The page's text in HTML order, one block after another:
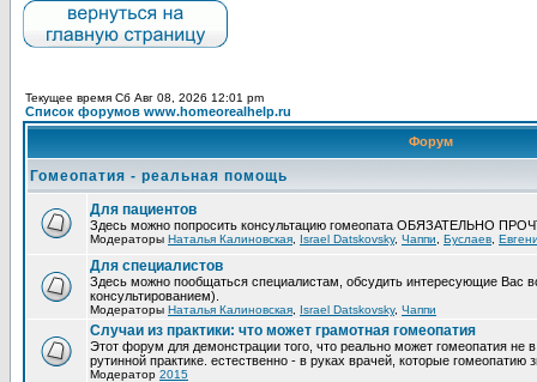
Текущее время Сб Авг 08, 2026 12:01 pm
Список форумов www.homeorealhelp.ru
Форум
Гомеопатия - реальная помощь
Для пациентов
Здесь можно попросить консультацию гомеопата ОБЯЗАТЕЛЬНО
Модераторы Наталья Калиновская Israel Datskovsky, Чаппи Буслаев
Для специалистов
Здесь можно пообщаться специалистам, обсудить интересующие Вас
консультированием).
Модераторы Наталья Калиновская Israel Datskovsky, Чаппи
Случаи из практики: что может грамотная гомеопатия
Этот форум для демонстрации того, что реально может гомеопатия не
рутинной практике. естественно - в руках врачей, которые гомеопатию
Модератор 2015